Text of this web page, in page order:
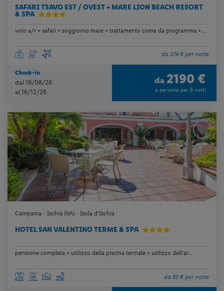
SAFARI TSAVO EST / OVEST + MARE LION BEACH RESORT
& SPA
volo a/r + safari + soggiorno mare + trattamento come da programma + ...
da 274 € per notte
Check-in
dal 19/08/26
al 16/12/26
da 2190 €
a persona per 8 notti
Campania - Ischia (NA) - Isola d'Ischia
HOTEL SAN VALENTINO TERME & SPA
pensione completa + utilizzo della piscina termale + utilizzo dell’ar...
da 85 € per notte